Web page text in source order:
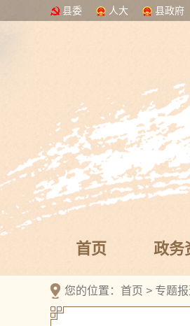
县委 人大 县政府
首页 政务
您的位置： 首页 > 专题